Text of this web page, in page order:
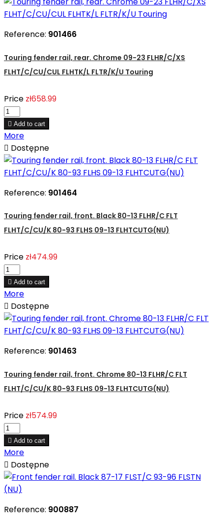
Reference: 901466
Touring fender rail, rear. Chrome 09-23 FLHR/C/XS
FLHT/C/CU/CUL FLHTK/L FLTR/K/U Touring
Price zł658.99
 Add to cart
More
 Dostępne
Reference: 901464
Touring fender rail, front. Black 80-13 FLHR/C FLT
FLHT/C/CU/K 80-93 FLHS 09-13 FLHTCUTG(NU)
Price zł474.99
 Add to cart
More
 Dostępne
Reference: 901463
Touring fender rail, front. Chrome 80-13 FLHR/C FLT
FLHT/C/CU/K 80-93 FLHS 09-13 FLHTCUTG(NU)
Price zł574.99
 Add to cart
More
 Dostępne
Reference: 900887